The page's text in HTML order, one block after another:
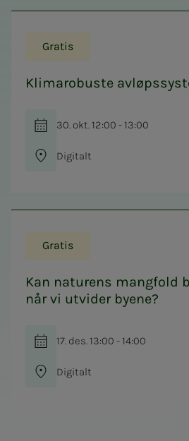
Gratis
Klimarobuste
30. okt. 12:00 - 13:00
Digitalt
Gratis
Kan naturens mangfold
når vi utvider byene?
17. des. 13:00 - 14:00
Digitalt